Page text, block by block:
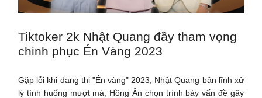
Tiktoker 2k Nhật Quang đầy tham vọng
chinh phục Én Vàng 2023
Gặp lỗi khi đang thi "Én vàng" 2023, Nhật Quang bản lĩnh xử
lý tình huống mượt mà; Hồng Ân chọn trình bày vấn đề gây